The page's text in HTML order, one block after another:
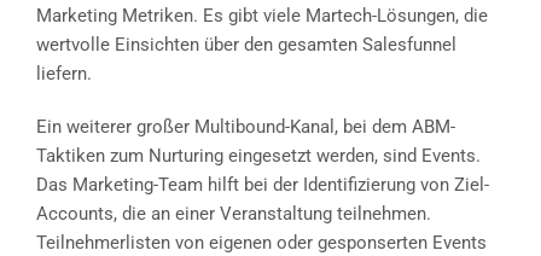
Marketing Metriken. Es gibt viele Martech-Lösungen, die
wertvolle Einsichten über den gesamten Salesfunnel
liefern.
Ein weiterer großer Multibound-Kanal, bei dem ABM-
Taktiken zum Nurturing eingesetzt werden, sind Events.
Das Marketing-Team hilft bei der Identifizierung von Ziel-
Accounts, die an einer Veranstaltung teilnehmen.
Teilnehmerlisten von eigenen oder gesponserten Events